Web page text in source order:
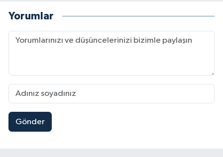
Yorumlar
Gönder